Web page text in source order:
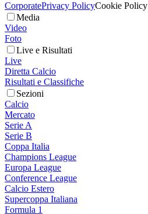
CorporatePrivacy PolicyCookie Policy
Media
Video
Foto
Live e Risultati
Live
Diretta Calcio
Risultati e Classifiche
Sezioni
Calcio
Mercato
Serie A
Serie B
Coppa Italia
Champions League
Europa League
Conference League
Calcio Estero
Supercoppa Italiana
Formula 1